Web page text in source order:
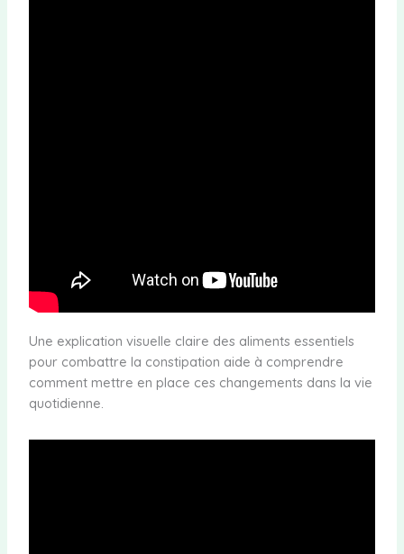
Une explication visuelle claire des aliments essentiels
pour combattre la constipation aide à comprendre
comment mettre en place ces changements dans la vie
quotidienne.